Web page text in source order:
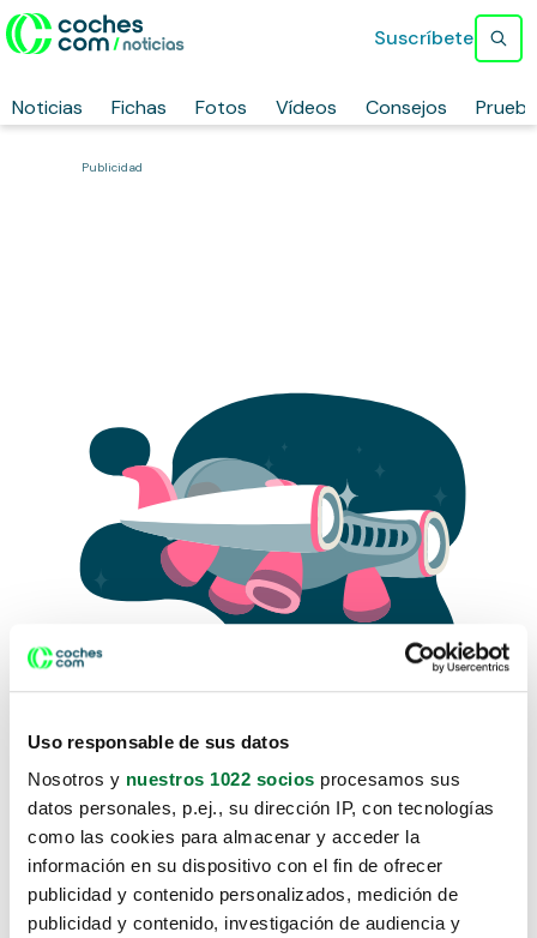
Uso responsable de sus datos
Nosotros y nuestros 1022 socios procesamos sus
datos personales, p.ej., su dirección IP, con tecnologías
como las cookies para almacenar y acceder la
información en su dispositivo con el fin de ofrecer
publicidad y contenido personalizados, medición de
publicidad y contenido, investigación de audiencia y
Noticias Fichas Fotos Vídeos Consejos
Suscríbete
Publicidad
Lo sentimos, no sabemos como
te hemos traido hasta aquí.